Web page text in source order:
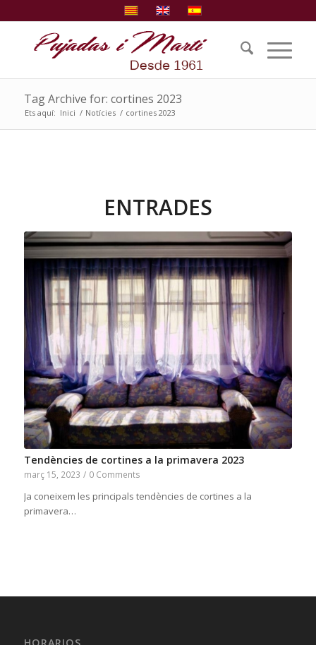
Tag Archive for: cortines 2023
Ets aquí: Inici / Notícies / cortines 2023
ENTRADES
Tendències de cortines a la primavera 2023
març 15, 2023 / 0 Comments
Ja coneixem les principals tendències de cortines a la
primavera…